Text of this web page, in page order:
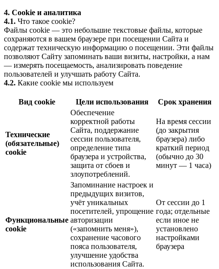
4. Cookie и аналитика
4.1. Что такое cookie?
Файлы cookie — это небольшие текстовые файлы, которые
сохраняются в вашем браузере при посещении Сайта и
содержат техническую информацию о посещении. Эти файлы
позволяют Сайту запоминать ваши визиты, настройки, а нам
— измерять посещаемость, анализировать поведение
пользователей и улучшать работу Сайта.
4.2. Какие cookie мы используем
Вид cookie Цели использования Срок хранения
Технические
(обязательные)
cookie
Обеспечение
корректной работы
Сайта, поддержание
сессии пользователя,
определение типа
браузера и устройства,
защита от сбоев и
злоупотреблений.
На время сессии
(до закрытия
браузера) либо
краткий период
(обычно до 30
минут — 1 часа)
Функциональные
cookie
Запоминание настроек и
предыдущих визитов,
учёт уникальных
посетителей, упрощение
авторизации
(«запомнить меня»),
сохранение часового
пояса пользователя,
улучшение удобства
использования Сайта.
От сессии до 1
года; отдельные
если иное не
установлено
настройками
браузера